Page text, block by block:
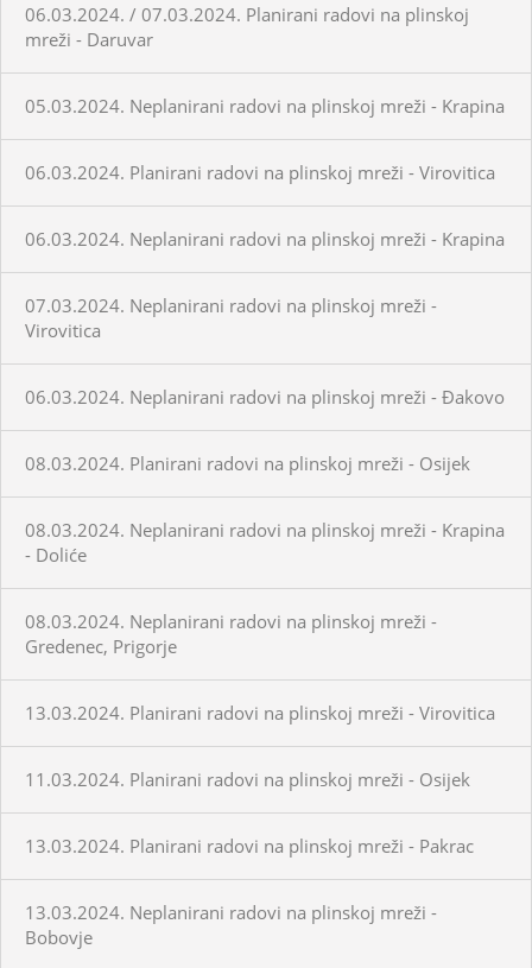
06.03.2024. / 07.03.2024. Planirani radovi na plinskoj
mreži - Daruvar
05.03.2024. Neplanirani radovi na plinskoj mreži - Krapina
06.03.2024. Planirani radovi na plinskoj mreži - Virovitica
06.03.2024. Neplanirani radovi na plinskoj mreži - Krapina
07.03.2024. Neplanirani radovi na plinskoj mreži -
Virovitica
06.03.2024. Neplanirani radovi na plinskoj mreži - Đakovo
08.03.2024. Planirani radovi na plinskoj mreži - Osijek
08.03.2024. Neplanirani radovi na plinskoj mreži - Krapina
- Doliće
08.03.2024. Neplanirani radovi na plinskoj mreži -
Gredenec, Prigorje
13.03.2024. Planirani radovi na plinskoj mreži - Virovitica
11.03.2024. Planirani radovi na plinskoj mreži - Osijek
13.03.2024. Planirani radovi na plinskoj mreži - Pakrac
13.03.2024. Neplanirani radovi na plinskoj mreži -
Bobovje